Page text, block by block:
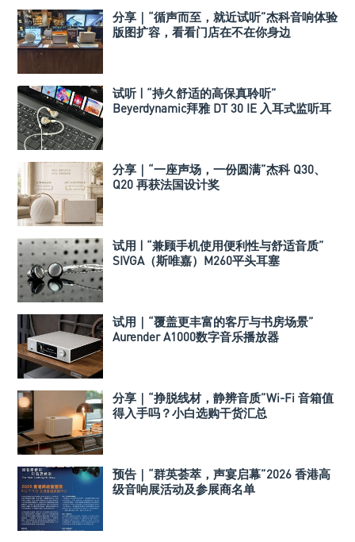
分享｜“循声而至，就近试听”杰科音响体验
版图扩容，看看门店在不在你身边
试听 | “持久舒适的高保真聆听”
Beyerdynamic拜雅 DT 30 IE 入耳式监听耳
分享｜“一座声场，一份圆满”杰科 Q30、
Q20 再获法国设计奖
试用 | “兼顾手机使用便利性与舒适音质”
SIVGA（斯唯嘉）M260平头耳塞
试用｜“覆盖更丰富的客厅与书房场景”
Aurender A1000数字音乐播放器
分享｜“挣脱线材，静辨音质”Wi-Fi 音箱值
得入手吗？小白选购干货汇总
预告｜“群英荟萃，声宴启幕”2026 香港高
级音响展活动及参展商名单